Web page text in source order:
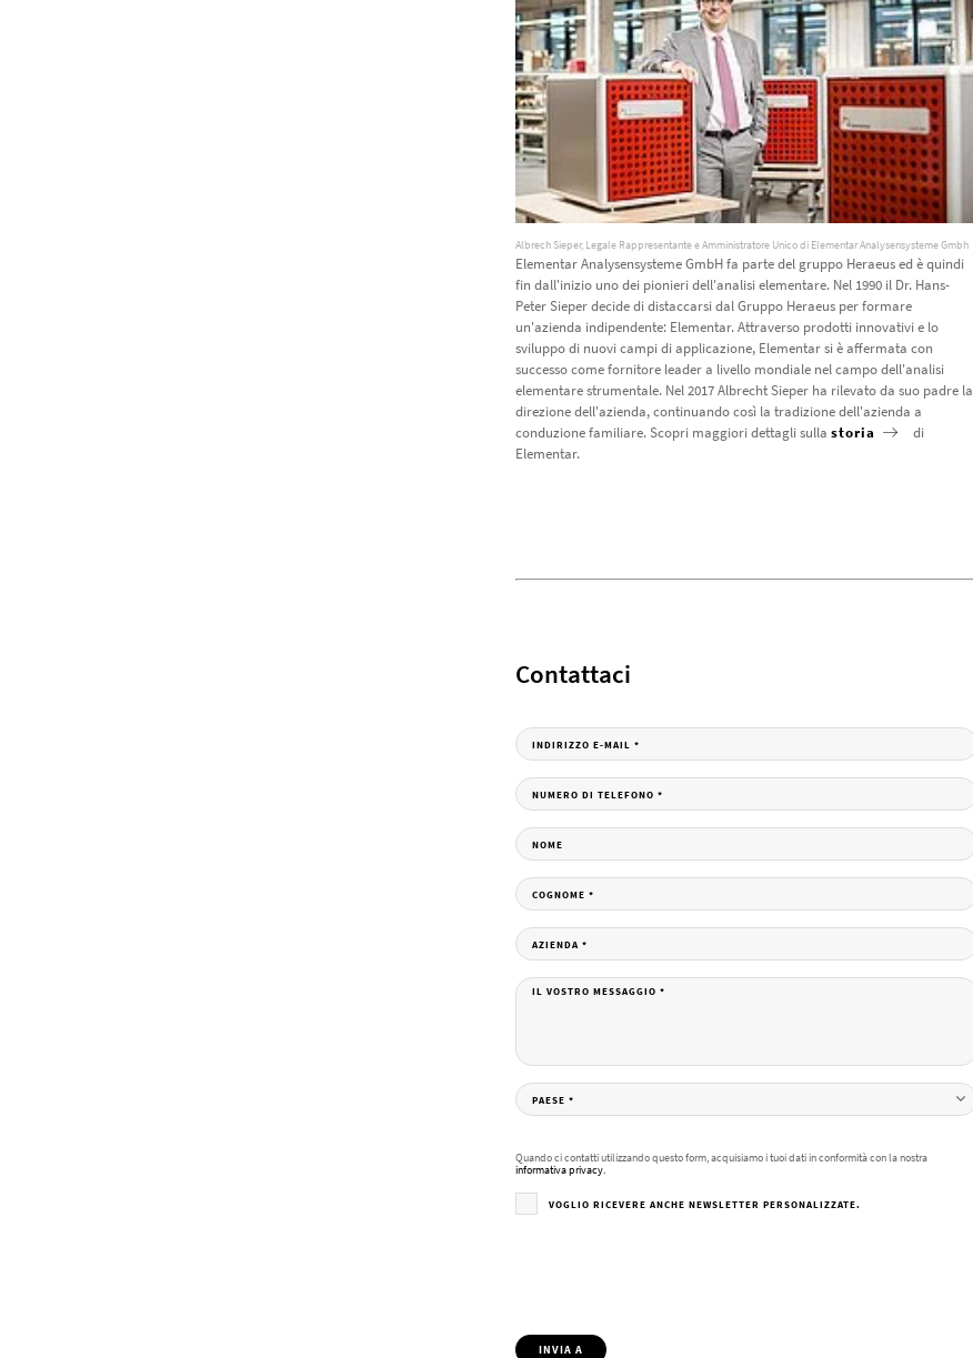
Albrech Sieper, Legale Rappresentante e Amministratore Unico di Elementar Analysensysteme Gmbh
Elementar Analysensysteme GmbH fa parte del gruppo Heraeus ed è quindi
fin dall'inizio uno dei pionieri dell'analisi elementare. Nel 1990 il Dr. Hans-
Peter Sieper decide di distaccarsi dal Gruppo Heraeus per formare
un'azienda indipendente: Elementar. Attraverso prodotti innovativi e lo
sviluppo di nuovi campi di applicazione, Elementar si è affermata con
successo come fornitore leader a livello mondiale nel campo dell'analisi
elementare strumentale. Nel 2017 Albrecht Sieper ha rilevato da suo padre la
direzione dell'azienda, continuando così la tradizione dell'azienda a
conduzione familiare. Scopri maggiori dettagli sulla storia
di
Elementar.
Contattaci
INDIRIZZO E-MAIL *
NUMERO DI TELEFONO *
NOME
COGNOME *
AZIENDA *
IL VOSTRO MESSAGGIO *
PAESE *
Quando ci contatti utilizzando questo form, acquisiamo i tuoi dati in conformità con la nostra
informativa privacy.
VOGLIO RICEVERE ANCHE NEWSLETTER PERSONALIZZATE.
INVIA A